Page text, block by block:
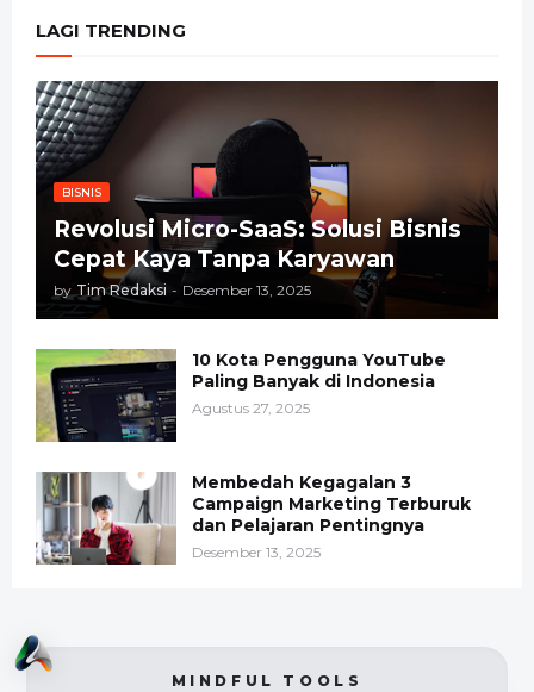
LAGI TRENDING
BISNIS
Revolusi Micro-SaaS: Solusi Bisnis
Cepat Kaya Tanpa Karyawan
by Tim Redaksi - Desember 13, 2025
10 Kota Pengguna YouTube
Paling Banyak di Indonesia
Agustus 27, 2025
Membedah Kegagalan 3
Campaign Marketing Terburuk
dan Pelajaran Pentingnya
Desember 13, 2025
MINDFUL TOOLS